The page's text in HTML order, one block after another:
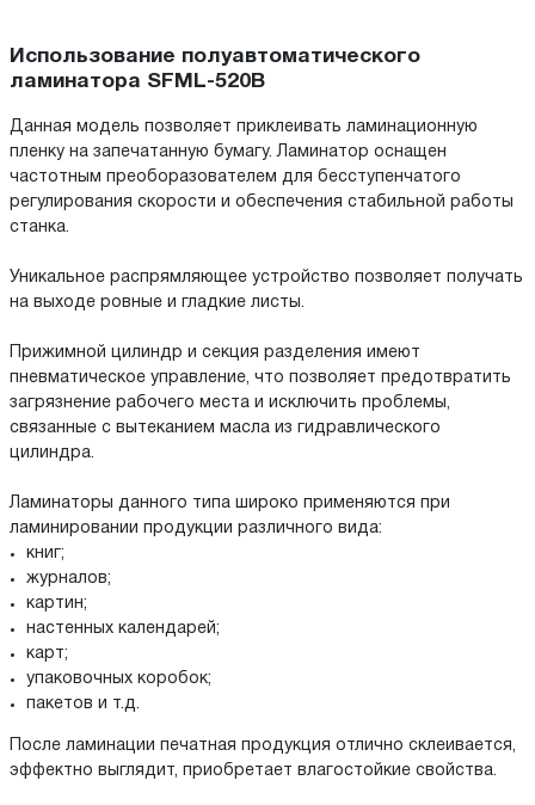
Использование полуавтоматического
ламинатора SFML-520B
Данная модель позволяет приклеивать ламинационную
пленку на запечатанную бумагу. Ламинатор оснащен
частотным преоборазователем для бесступенчатого
регулирования скорости и обеспечения стабильной работы
станка.
Уникальное распрямляющее устройство позволяет получать
на выходе ровные и гладкие листы.
Прижимной цилиндр и секция разделения имеют
пневматическое управление, что позволяет предотвратить
загрязнение рабочего места и исключить проблемы,
связанные с вытеканием масла из гидравлического
цилиндра.
Ламинаторы данного типа широко применяются при
ламинировании продукции различного вида:
книг;
журналов;
картин;
настенных календарей;
карт;
упаковочных коробок;
пакетов и т.д.
После ламинации печатная продукция отлично склеивается,
эффектно выглядит, приобретает влагостойкие свойства.